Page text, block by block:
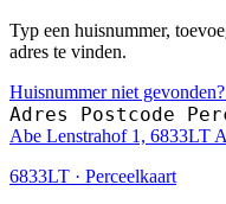
Typ een huisnummer,
adres te vinden.
Huisnummer niet
Adres Postcode
Abe Lenstrahof 1, 6833LT
6833LT · Perceelkaart